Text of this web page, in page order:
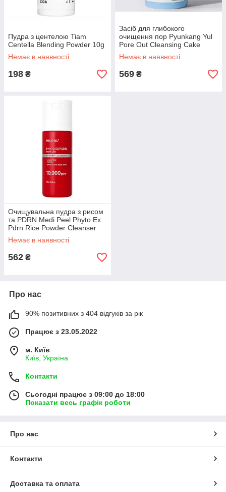
Пудра з центелою Tiam
Centella Blending Powder 10g
Немає в наявності
198 ₴
Засіб для глибокого
очищення пор Pyunkang Yul
Pore Out Cleansing Cake
100g
Немає в наявності
569 ₴
Очищувальна пудра з рисом
та PDRN Medi Peel Phyto Ex
Pdrn Rice Powder Cleanser
Немає в наявності
562 ₴
Про нас
90% позитивних з 404 відгуків за рік
Працює з 23.05.2022
м. Київ
Київ, Україна
Контакти
Сьогодні працює з 09:00 до 18:00
Показати весь графік роботи
Про нас
Контакти
Доставка та оплата